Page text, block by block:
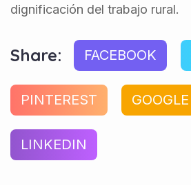
dignificación del trabajo rural.
Share: FACEBOOK
PINTEREST GOOGLE
LINKEDIN